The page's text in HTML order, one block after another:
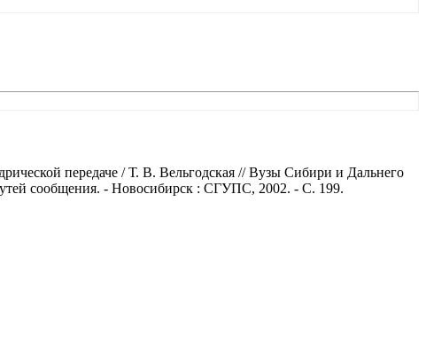
передаче / Т. В. Вельгодская // Вузы Сибири и Дальнего
сообщения. - Новосибирск : СГУПС, 2002. - С. 199.